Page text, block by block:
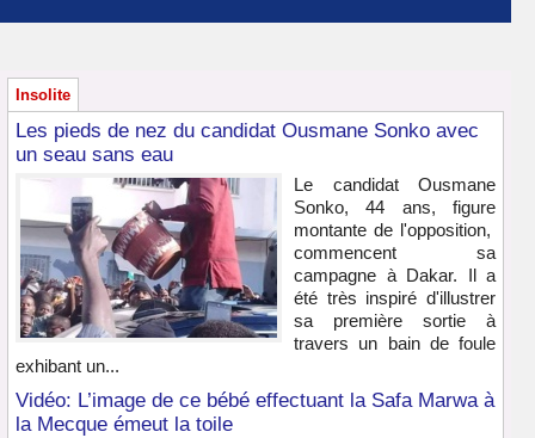
Insolite
Les pieds de nez du candidat Ousmane Sonko avec
un seau sans eau
Le candidat Ousmane
Sonko, 44 ans, figure
montante de l'opposition,
commencent sa
campagne à Dakar. Il a
été très inspiré d'illustrer
sa première sortie à
travers un bain de foule
exhibant un...
Vidéo: L’image de ce bébé effectuant la Safa Marwa à
la Mecque émeut la toile